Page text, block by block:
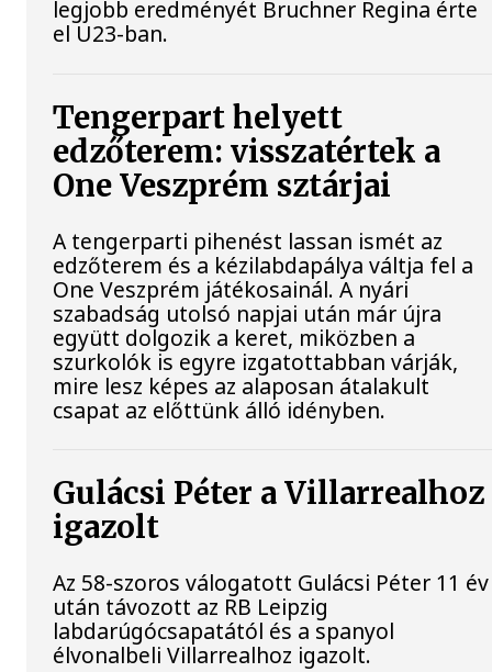
legjobb eredményét Bruchner Regina érte
el U23-ban.
Tengerpart helyett
edzőterem: visszatértek a
One Veszprém sztárjai
A tengerparti pihenést lassan ismét az
edzőterem és a kézilabdapálya váltja fel a
One Veszprém játékosainál. A nyári
szabadság utolsó napjai után már újra
együtt dolgozik a keret, miközben a
szurkolók is egyre izgatottabban várják,
mire lesz képes az alaposan átalakult
csapat az előttünk álló idényben.
Gulácsi Péter a Villarrealhoz
igazolt
Az 58-szoros válogatott Gulácsi Péter 11 év
után távozott az RB Leipzig
labdarúgócsapatától és a spanyol
élvonalbeli Villarrealhoz igazolt.